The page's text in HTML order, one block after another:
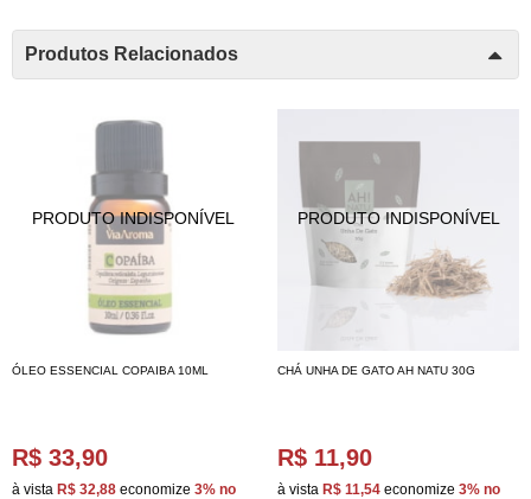
Produtos Relacionados
ÓLEO ESSENCIAL COPAIBA 10ML
R$ 33,90
à vista R$ 32,88 economize 3% no
CHÁ UNHA DE GATO AH NATU 30G
R$ 11,90
à vista R$ 11,54 economize 3% no